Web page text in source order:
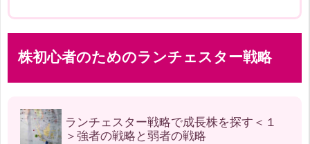
株初心者のためのランチェスター戦略
ランチェスター戦略で成長株を探す＜１
＞強者の戦略と弱者の戦略